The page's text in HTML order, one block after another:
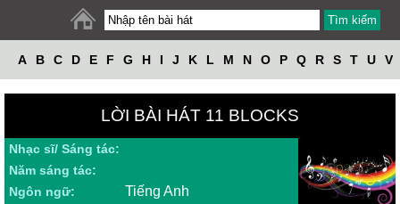
A B C D E F G H I J K L M N O P Q R S T U V
LỜI BÀI HÁT 11 BLOCKS
Nhạc sĩ/ Sáng tác:
Năm sáng tác:
Ngôn ngữ:
Tiếng Anh